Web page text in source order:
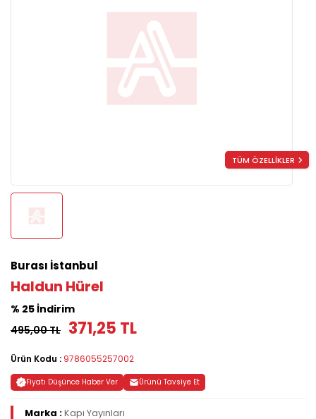
TÜM ÖZELLİKLER
Burası İstanbul
Haldun Hürel
% 25 İndirim
495,00 TL 371,25 TL
Ürün Kodu : 9786055257002
Fiyatı Düşünce Haber Ver Ürünü Tavsiye Et
Marka :Kapı Yayınları